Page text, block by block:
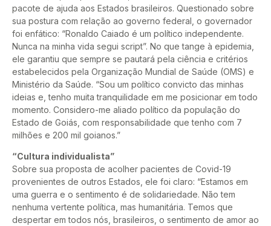
pacote de ajuda aos Estados brasileiros. Questionado sobre
sua postura com relação ao governo federal, o governador
foi enfático: “Ronaldo Caiado é um político independente.
Nunca na minha vida segui script”. No que tange à epidemia,
ele garantiu que sempre se pautará pela ciência e critérios
estabelecidos pela Organização Mundial de Saúde (OMS) e
Ministério da Saúde. “Sou um político convicto das minhas
ideias e, tenho muita tranquilidade em me posicionar em todo
momento. Considero-me aliado político da população do
Estado de Goiás, com responsabilidade que tenho com 7
milhões e 200 mil goianos.”
“Cultura individualista”
Sobre sua proposta de acolher pacientes de Covid-19
provenientes de outros Estados, ele foi claro: “Estamos em
uma guerra e o sentimento é de solidariedade. Não tem
nenhuma vertente política, mas humanitária. Temos que
despertar em todos nós, brasileiros, o sentimento de amor ao